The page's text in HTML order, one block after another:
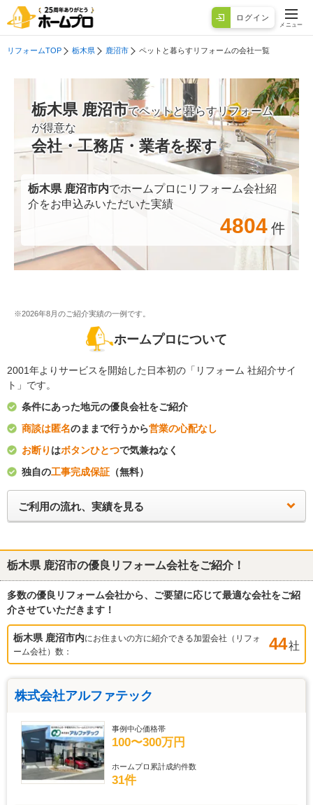
ログイン
メニュー
リフォームTOP 栃木県 鹿沼市 ペットと暮らすリフォームの会社一覧
栃木県 鹿沼市でペットと暮らすリフォーム
が得意な
会社・工務店・業者を探す
栃木県 鹿沼市内でホームプロにリフォーム会社紹
介をお申込みいただいた実績
4804 件
※2026年8月のご紹介実績の一例です。
ホームプロについて
2001年よりサービスを開始した日本初の「リフォーム 社紹介サイ
ト」です。
条件にあった地元の優良会社をご紹介
商談は匿名のままで行うから営業の心配なし
お断り はボタンひとつで気兼ねなく
独自の工事完成保証 （無料）
ご利用の流れ、実績を見る
栃木県 鹿沼市の優良リフォーム会社をご紹介！
多数の優良リフォーム会社から、ご要望に応じて最適な会社をご紹
介させていただきます！
栃木県 鹿沼市内にお住まいの方に紹介できる加盟会社（リフォ
ーム会社）数：
44社
株式会社アルファテック
事例中心価格帯
100〜300万円
ホームプロ累計成約件数
31件